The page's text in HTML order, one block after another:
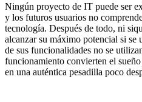
Ningún proyecto de IT puede ser
y los futuros usuarios no
tecnología. Después de todo, ni
alcanzar su máximo potencial si se
de sus funcionalidades no se
funcionamiento convierten el
en una auténtica pesadilla poco